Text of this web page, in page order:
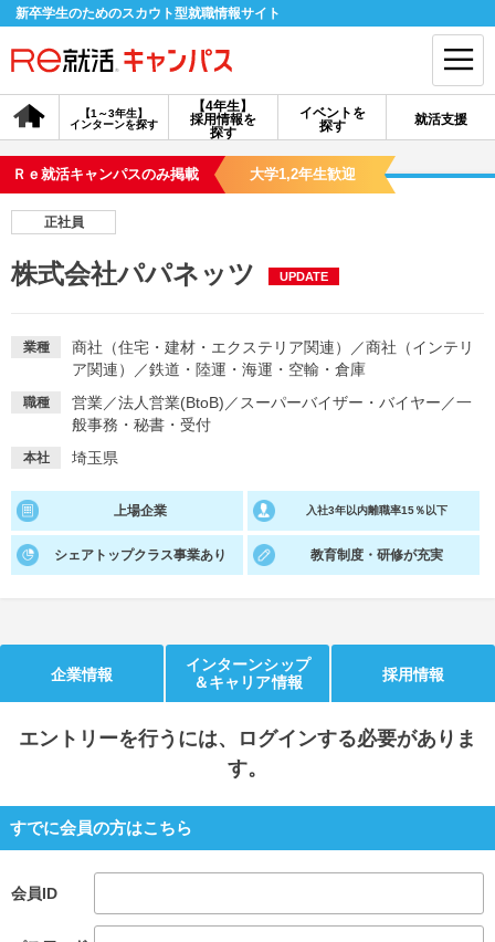
新卒学生のためのスカウト型就職情報サイト
【4年生】
採用情報を
探す
【1～3年生】
インターンを探す
イベントを
探す
就活支援
会員登録 ログイン
会員ID・パスワードを忘れた方はこちら
探す
イベントを探す スカウト お知らせ
就活支援 就活コラム
あなたに合う仕事を診断！ 動画で対策講座をチェック
就活時事ニュースを更新 不明点があればこちら
Ｒｅ就活キャンパスのみ掲載 大学1,2年生歓迎
正社員
株式会社パパネッツ UPDATE
業種 商社（住宅・建材・エクステリア関連） ／商社（インテリ
ア関連）
／鉄道・陸運・海運・空輸・倉庫
職種 営業／法人営業(BtoB) ／ スーパーバイザー・バイヤー ／一
般事務・秘書・受付
本社 埼玉県
上場企業 入社3年以内離職率15％以下
シェアトップクラス事業あり 教育制度・研修が充実
企業情報
インターンシップ
＆キャリア情報
採用情報
エントリーを行うには、ログインする必要がありま
す。
すでに会員の方はこちら
会員ID